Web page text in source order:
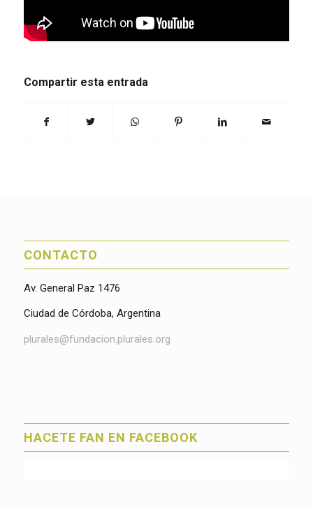
Compartir esta entrada
CONTACTO
Av. General Paz 1476
Ciudad de Córdoba, Argentina
plurales@fundacion.plurales.org
HACETE FAN EN FACEBOOK